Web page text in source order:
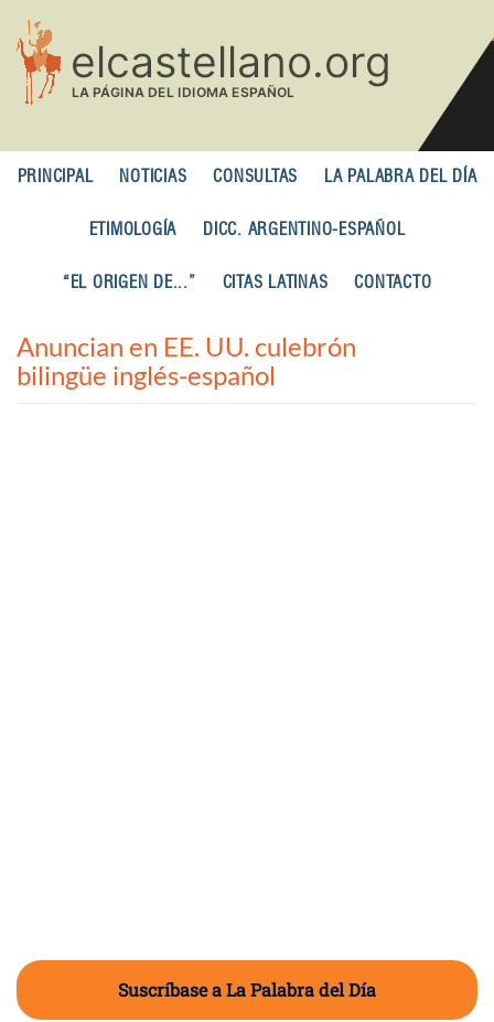
contenido
principal
PRINCIPAL NOTICIAS CONSULTAS LA PALABRA DEL DÍA
ETIMOLOGÍA DICC. ARGENTINO-ESPAÑOL
“EL ORIGEN DE...” CITAS LATINAS CONTACTO
Anuncian en EE. UU. culebrón
bilingüe inglés-español
Suscríbase a La Palabra del Día